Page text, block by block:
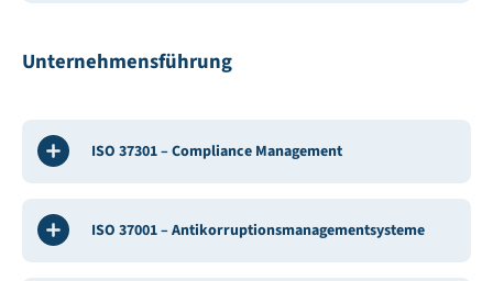
Unternehmensführung
ISO 37301 – Compliance Management
ISO 37001 – Antikorruptionsmanagementsysteme